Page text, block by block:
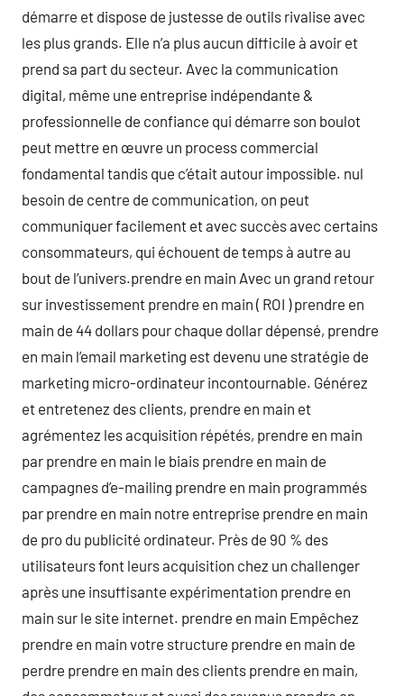
démarre et dispose de justesse de outils rivalise avec
les plus grands. Elle n’a plus aucun difficile à avoir et
prend sa part du secteur. Avec la communication
digital, même une entreprise indépendante &
professionnelle de confiance qui démarre son boulot
peut mettre en œuvre un process commercial
fondamental tandis que c’était autour impossible. nul
besoin de centre de communication, on peut
communiquer facilement et avec succès avec certains
consommateurs, qui échouent de temps à autre au
bout de l’univers.prendre en main Avec un grand retour
sur investissement prendre en main ( ROI ) prendre en
main de 44 dollars pour chaque dollar dépensé, prendre
en main l’email marketing est devenu une stratégie de
marketing micro-ordinateur incontournable. Générez
et entretenez des clients, prendre en main et
agrémentez les acquisition répétés, prendre en main
par prendre en main le biais prendre en main de
campagnes d’e-mailing prendre en main programmés
par prendre en main notre entreprise prendre en main
de pro du publicité ordinateur. Près de 90 % des
utilisateurs font leurs acquisition chez un challenger
après une insuffisante expérimentation prendre en
main sur le site internet. prendre en main Empêchez
prendre en main votre structure prendre en main de
perdre prendre en main des clients prendre en main,